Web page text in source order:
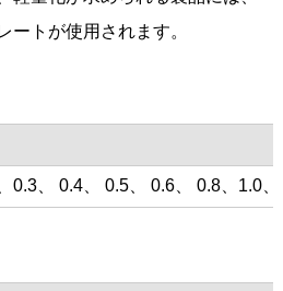
ートが使用されます。
0.3、 0.4、 0.5、 0.6、 0.8、1.0